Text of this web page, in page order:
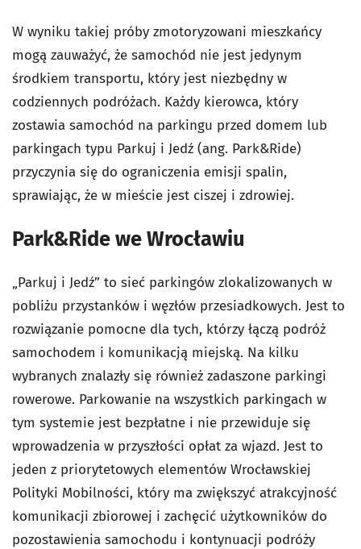
W wyniku takiej próby zmotoryzowani mieszkańcy
mogą zauważyć, że samochód nie jest jedynym
środkiem transportu, który jest niezbędny w
codziennych podróżach. Każdy kierowca, który
zostawia samochód na parkingu przed domem lub
parkingach typu Parkuj i Jedź (ang. Park&Ride)
przyczynia się do ograniczenia emisji spalin,
sprawiając, że w mieście jest ciszej i zdrowiej.
Park&Ride we Wrocławiu
„Parkuj i Jedź” to sieć parkingów zlokalizowanych w
pobliżu przystanków i węzłów przesiadkowych. Jest to
rozwiązanie pomocne dla tych, którzy łączą podróż
samochodem i komunikacją miejską. Na kilku
wybranych znalazły się również zadaszone parkingi
rowerowe. Parkowanie na wszystkich parkingach w
tym systemie jest bezpłatne i nie przewiduje się
wprowadzenia w przyszłości opłat za wjazd. Jest to
jeden z priorytetowych elementów Wrocławskiej
Polityki Mobilności, który ma zwiększyć atrakcyjność
komunikacji zbiorowej i zachęcić użytkowników do
pozostawienia samochodu i kontynuacji podróży